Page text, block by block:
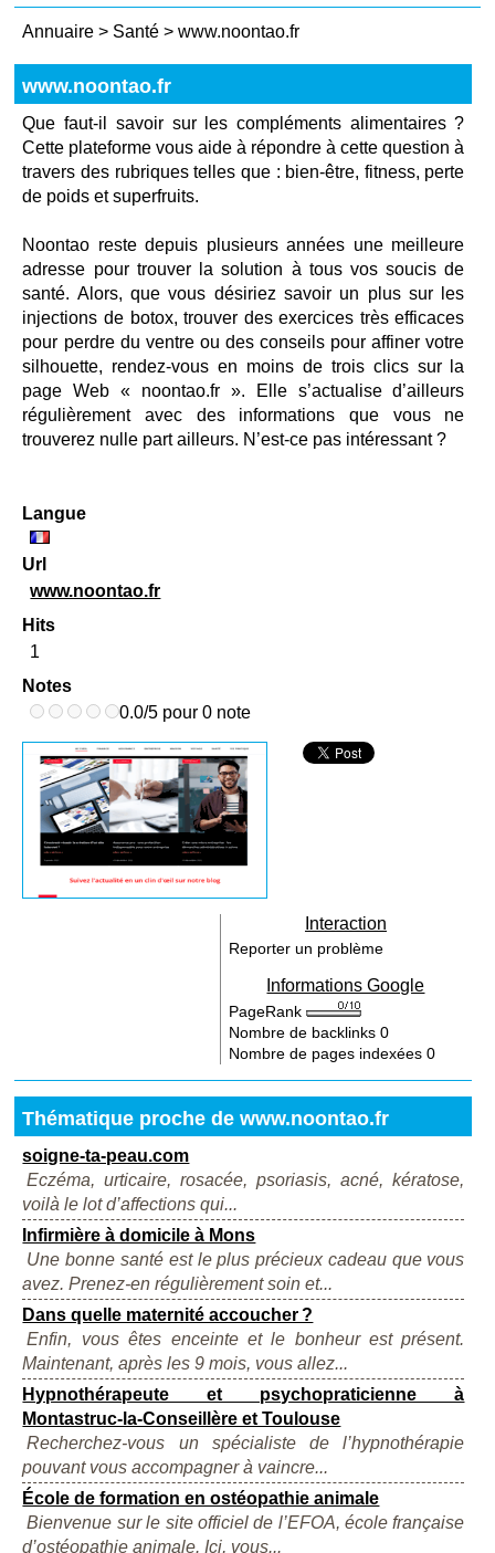
Annuaire > Santé >www.noontao.fr
www.noontao.fr
Que faut-il savoir sur les compléments alimentaires ?
Cette plateforme vous aide à répondre à cette question à
travers des rubriques telles que : bien-être, fitness, perte
de poids et superfruits.
Noontao reste depuis plusieurs années une meilleure
adresse pour trouver la solution à tous vos soucis de
santé. Alors, que vous désiriez savoir un plus sur les
injections de botox, trouver des exercices très efficaces
pour perdre du ventre ou des conseils pour affiner votre
silhouette, rendez-vous en moins de trois clics sur la
page Web « noontao.fr ». Elle s’actualise d’ailleurs
régulièrement avec des informations que vous ne
trouverez nulle part ailleurs. N’est-ce pas intéressant ?
Langue
Url
www.noontao.fr
Hits
1
Notes
0.0/5 pour 0 note
Interaction
Reporter un problème
Informations Google
PageRank
Nombre de backlinks0
Nombre de pages indexées0
Thématique proche de www.noontao.fr
soigne-ta-peau.com
Eczéma, urticaire, rosacée, psoriasis, acné, kératose,
voilà le lot d’affections qui...
Infirmière à domicile à Mons
Une bonne santé est le plus précieux cadeau que vous
avez. Prenez-en régulièrement soin et...
Dans quelle maternité accoucher ?
Enfin, vous êtes enceinte et le bonheur est présent.
Maintenant, après les 9 mois, vous allez...
Hypnothérapeute et psychopraticienne à
Montastruc-la-Conseillère et Toulouse
Recherchez-vous un spécialiste de l’hypnothérapie
pouvant vous accompagner à vaincre...
École de formation en ostéopathie animale
Bienvenue sur le site officiel de l’EFOA, école française
d’ostéopathie animale. Ici, vous...